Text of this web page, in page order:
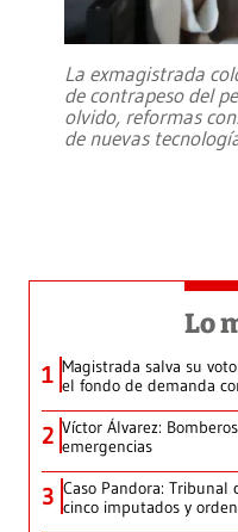
La exmagistrada
de contrapeso del
olvido, reformas
de nuevas
Lo
1 Magistrada salva su
el fondo de demanda
2 Víctor Álvarez:
emergencias
3 Caso Pandora:
cinco imputados y